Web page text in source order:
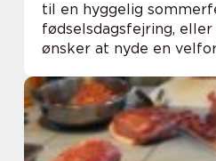
til en hyggelig
fødselsdagsfejring,
ønsker at nyde en
end at mangle den
en perfekt temperere...